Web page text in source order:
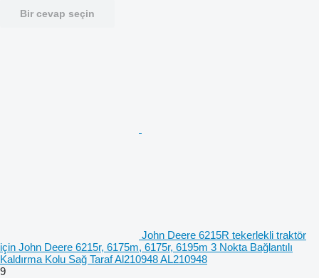
Bir cevap seçin
John Deere 6215R tekerlekli traktör
için John Deere 6215r, 6175m, 6175r, 6195m 3 Nokta Bağlantılı
Kaldırma Kolu Sağ Taraf Al210948 AL210948
9